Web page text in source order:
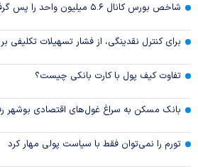
شاخص بورس کانال ۵.۶ میلیون واحد را پس گرفت
برای کنترل نقدینگی، از فشار تسهیلات تکلیفی
تفاوت کیف پول با کارت بانکی چیست؟
بانک مسکن به سراغ غول‌های اقتصادی بوشهر
تورم را نمی‌توان فقط با سیاست پولی مهار کرد